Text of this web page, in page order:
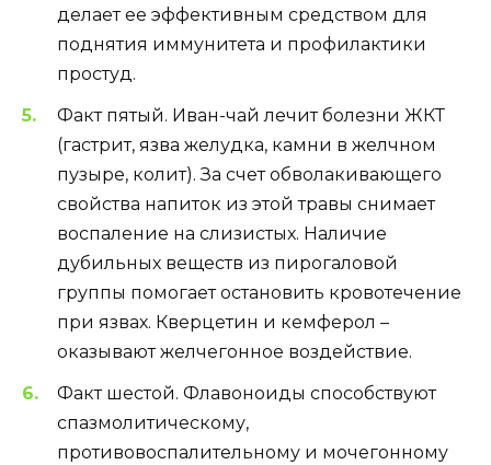
делает ее эффективным средством для
поднятия иммунитета и профилактики
простуд.
Факт пятый. Иван-чай лечит болезни ЖКТ
(гастрит, язва желудка, камни в желчном
пузыре, колит). За счет обволакивающего
свойства напиток из этой травы снимает
воспаление на слизистых. Наличие
дубильных веществ из пирогаловой
группы помогает остановить кровотечение
при язвах. Кверцетин и кемферол –
оказывают желчегонное воздействие.
Факт шестой. Флавоноиды способствуют
спазмолитическому,
противовоспалительному и мочегонному